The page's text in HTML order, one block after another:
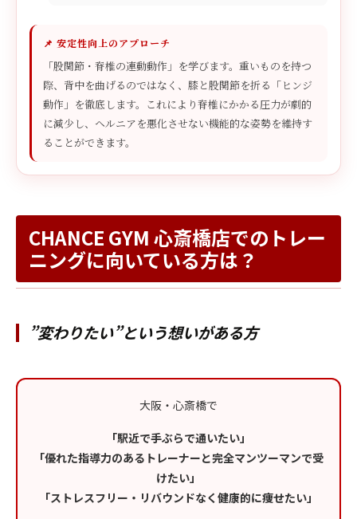
📌 安定性向上のアプローチ
「股関節・脊椎の連動動作」を学びます。重いものを持つ
際、背中を曲げるのではなく、膝と股関節を折る「ヒンジ
動作」を徹底します。これにより脊椎にかかる圧力が劇的
に減少し、ヘルニアを悪化させない機能的な姿勢を維持す
ることができます。
CHANCE GYM 心斎橋店でのトレー
ニングに向いている方は？
”変わりたい”という想いがある方
大阪・心斎橋で
「駅近で手ぶらで通いたい」
「優れた指導力のあるトレーナーと完全マンツーマンで受
けたい」
「ストレスフリー・リバウンドなく健康的に痩せたい」